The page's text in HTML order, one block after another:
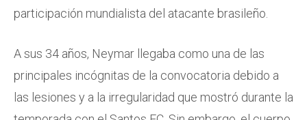
participación mundialista del atacante brasileño.
A sus 34 años, Neymar llegaba como una de las
principales incógnitas de la convocatoria debido a
las lesiones y a la irregularidad que mostró durante la